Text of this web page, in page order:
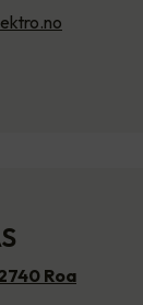
Roa